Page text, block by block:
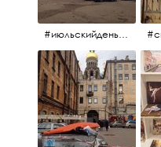
#июльскийдень2017 #15july2017